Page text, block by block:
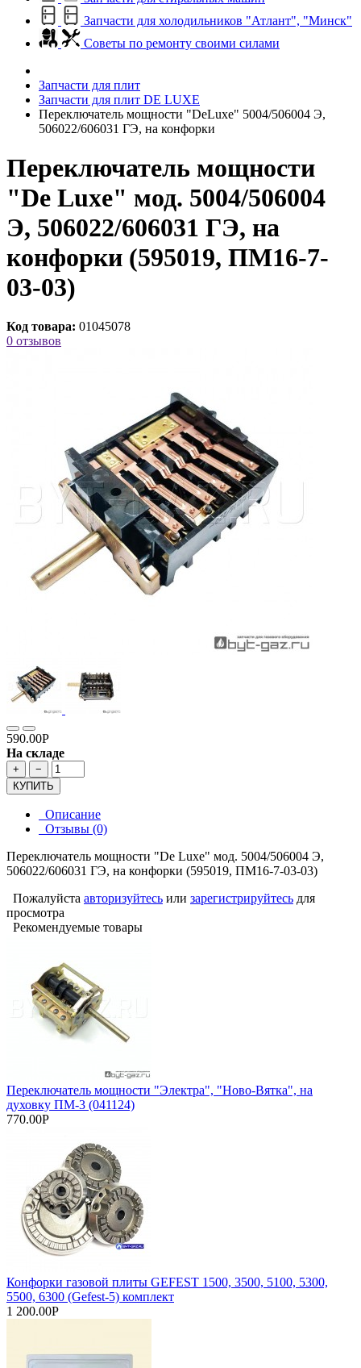
Запчасти для холодильников "Атлант", "Минск"
Советы по ремонту своими силами
Запчасти для плит
Запчасти для плит DE LUXE
Переключатель мощности "DeLuxe" 5004/506004 Э,
506022/606031 ГЭ, на конфорки
Переключатель мощности
"De Luxe" мод. 5004/506004
Э, 506022/606031 ГЭ, на
конфорки (595019, ПМ16-7-
03-03)
Код товара: 01045078
0 отзывов
590.00Р
На складе
+
−
КУПИТЬ
Описание
Отзывы (0)
Переключатель мощности "De Luxe" мод. 5004/506004 Э,
506022/606031 ГЭ, на конфорки (595019, ПМ16-7-03-03)
Пожалуйста авторизуйтесь или зарегистрируйтесь для
просмотра
Рекомендуемые товары
Переключатель мощности "Электра", "Ново-Вятка", на
духовку ПМ-3 (041124)
770.00Р
Конфорки газовой плиты GEFEST 1500, 3500, 5100, 5300,
5500, 6300 (Gefest-5) комплект
1 200.00Р